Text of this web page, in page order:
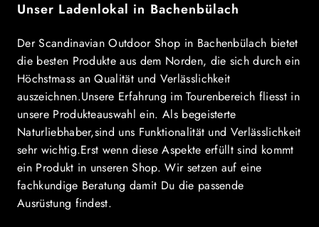
Unser Ladenlokal in Bachenbülach
Der Scandinavian Outdoor Shop in Bachenbülach bietet
die besten Produkte aus dem Norden, die sich durch ein
Höchstmass an Qualität und Verlässlichkeit
auszeichnen.Unsere Erfahrung im Tourenbereich fliesst in
unsere Produkteauswahl ein. Als begeisterte
Naturliebhaber,sind uns Funktionalität und Verlässlichkeit
sehr wichtig.Erst wenn diese Aspekte erfüllt sind kommt
ein Produkt in unseren Shop. Wir setzen auf eine
fachkundige Beratung damit Du die passende
Ausrüstung findest.